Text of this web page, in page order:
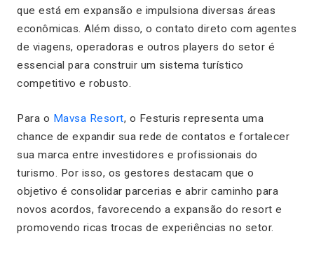
que está em expansão e impulsiona diversas áreas
econômicas. Além disso, o contato direto com agentes
de viagens, operadoras e outros players do setor é
essencial para construir um sistema turístico
competitivo e robusto.
Para o Mavsa Resort, o Festuris representa uma
chance de expandir sua rede de contatos e fortalecer
sua marca entre investidores e profissionais do
turismo. Por isso, os gestores destacam que o
objetivo é consolidar parcerias e abrir caminho para
novos acordos, favorecendo a expansão do resort e
promovendo ricas trocas de experiências no setor.